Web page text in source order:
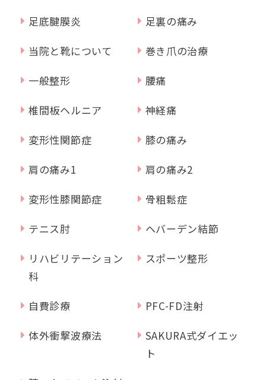
足底腱膜炎
足裏の痛み
当院と靴について
巻き爪の治療
一般整形
腰痛
椎間板ヘルニア
神経痛
変形性関節症
膝の痛み
肩の痛み1
肩の痛み2
変形性膝関節症
骨粗鬆症
テニス肘
ヘバーデン結節
リハビリテーション
科
スポーツ整形
自費診療
PFC-FD注射
体外衝撃波療法
SAKURA式ダイエッ
ト